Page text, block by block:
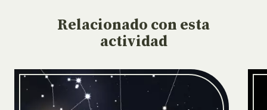
Relacionado con esta
actividad